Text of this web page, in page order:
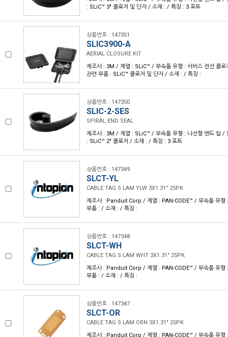
: SLiC™ 3" 클로저 및 단자 / 소재 : / 특징 : 3 포트
상품번호 : 147351
SLIC3900-A
AERIAL CLOSURE KIT
제조사 : 3M / 계열 : SLiC™ / 부속품 유형 : 서비스 전선 클
관련 부품 : SLiC™ 클로저 및 단자 / 소재 : / 특징 :
상품번호 : 147350
SLIC-2-SES
SPIRAL END SEAL
제조사 : 3M / 계열 : SLiC™ / 부속품 유형 : 나선형 엔드 씰 /
: SLiC™ 2" 클로저 / 소재 : / 특징 : 3 포트
상품번호 : 147349
SLCT-YL
CABLE TAG S LAM YLW 3X1.31" 25PK
제조사 : Panduit Corp / 계열 : PAN-CODE™ / 부속품 유형
부품 : / 소재 : / 특징 :
상품번호 : 147348
SLCT-WH
CABLE TAG S LAM WHT 3X1.31" 25PK
제조사 : Panduit Corp / 계열 : PAN-CODE™ / 부속품 유형
부품 : / 소재 : / 특징 :
상품번호 : 147347
SLCT-OR
CABLE TAG S LAM ORN 3X1.31" 25PK
제조사 : Panduit Corp / 계열 : PAN-CODE™ / 부속품 유형